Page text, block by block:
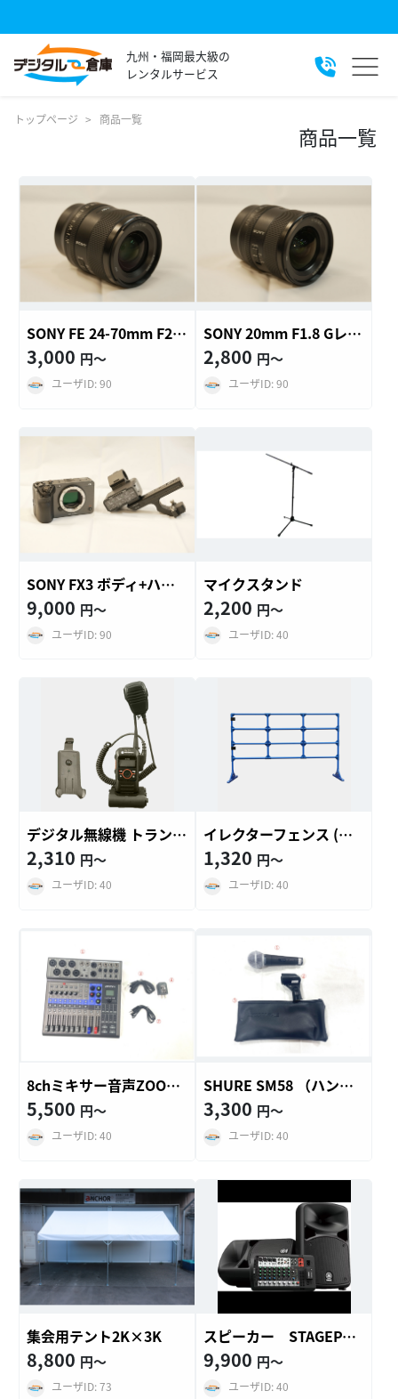
九州・福岡最大級の
レンタルサービス
トップページ 商品一覧
商品一覧
SONY FE 24-70mm F2.8 GM II Eマウント (SEL2470GM2)
3,000 円〜
ユーザID: 90
SONY 20mm F1.8 Gレンズ Eマウント (SEL20F18G)
2,800 円〜
ユーザID: 90
SONY FX3 ボディ+ハンドルユニット (ILME-FX3A)
9,000 円〜
ユーザID: 90
マイクスタンド
2,200 円〜
ユーザID: 40
デジタル無線機 トランシーバー
2,310 円〜
ユーザID: 40
イレクターフェンス (パイプフェンス)
1,320 円〜
ユーザID: 40
8chミキサー音声ZOOM デジタルミキサー8ch
5,500 円〜
ユーザID: 40
SHURE SM58 （ハンドマイク ON/OFFスイッチ付き）
3,300 円〜
ユーザID: 40
集会用テント2K×3K
8,800 円〜
ユーザID: 73
スピーカー STAGEPAS 600BT ヤマハ YAMAHA
9,900 円〜
ユーザID: 40